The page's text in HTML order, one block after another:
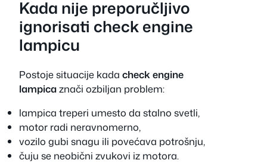
Kada nije preporučljivo
ignorisati check engine
lampicu
Postoje situacije kada check engine
lampicaznači ozbiljan problem:
lampica treperi umesto da stalno svetli,
motor radi neravnomerno,
vozilo gubi snagu ili povećava potrošnju,
čuju se neobični zvukovi iz motora.